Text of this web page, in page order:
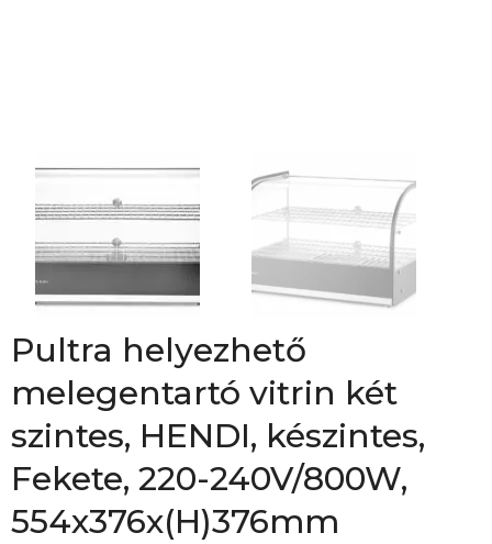
Pultra helyezhető
melegentartó vitrin két
szintes, HENDI, készintes,
Fekete, 220-240V/800W,
554x376x(H)376mm